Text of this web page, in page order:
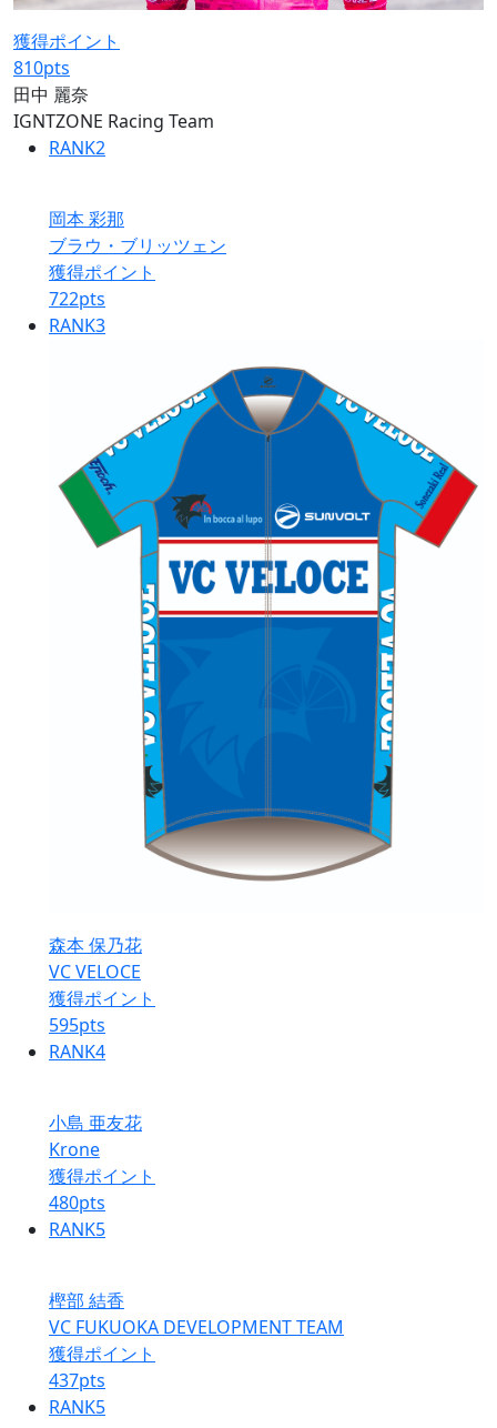
獲得ポイント
810pts
田中 麗奈
IGNTZONE Racing Team
RANK2
岡本 彩那
ブラウ・ブリッツェン
獲得ポイント
722pts
RANK3
森本 保乃花
VC VELOCE
獲得ポイント
595pts
RANK4
小島 亜友花
Krone
獲得ポイント
480pts
RANK5
樫部 結香
VC FUKUOKA DEVELOPMENT TEAM
獲得ポイント
437pts
RANK5